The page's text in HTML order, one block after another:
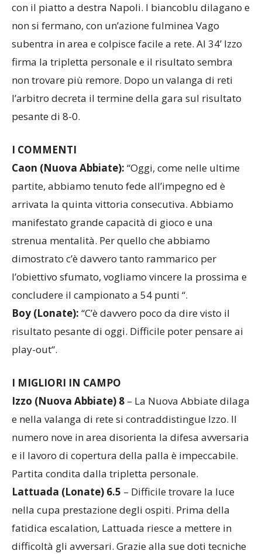
con il piatto a destra Napoli. I biancoblu dilagano e
non si fermano, con un’azione fulminea Vago
subentra in area e colpisce facile a rete. Al 34’ Izzo
firma la tripletta personale e il risultato sembra
non trovare più remore. Dopo un valanga di reti
l’arbitro decreta il termine della gara sul risultato
pesante di 8-0.
I COMMENTI
Caon (Nuova Abbiate): “Oggi, come nelle ultime
partite, abbiamo tenuto fede all’impegno ed è
arrivata la quinta vittoria consecutiva. Abbiamo
manifestato grande capacità di gioco e una
strenua mentalità. Per quello che abbiamo
dimostrato c’è davvero tanto rammarico per
l’obiettivo sfumato, vogliamo vincere la prossima e
concludere il campionato a 54 punti “.
Boy (Lonate): “C’è davvero poco da dire visto il
risultato pesante di oggi. Difficile poter pensare ai
play-out“.
I MIGLIORI IN CAMPO
Izzo (Nuova Abbiate) 8 – La Nuova Abbiate dilaga
e nella valanga di rete si contraddistingue Izzo. Il
numero nove in area disorienta la difesa avversaria
e il lavoro di copertura della palla è impeccabile.
Partita condita dalla tripletta personale.
Lattuada (Lonate) 6.5 – Difficile trovare la luce
nella cupa prestazione degli ospiti. Prima della
fatidica escalation, Lattuada riesce a mettere in
difficoltà gli avversari. Grazie alla sue doti tecniche